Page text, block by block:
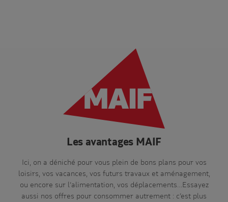
Les avantages MAIF
Ici, on a déniché pour vous plein de bons plans pour vos
loisirs, vos vacances, vos futurs travaux et aménagement,
ou encore sur l’alimentation, vos déplacements…Essayez
aussi nos offres pour consommer autrement : c’est plus